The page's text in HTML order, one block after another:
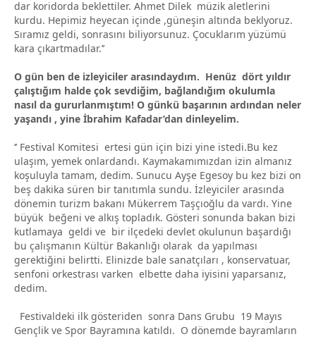
dar koridorda beklettiler. Ahmet Dilek müzik aletlerini
kurdu. Hepimiz heyecan içinde ,güneşin altında beklyoruz.
Sıramız geldi, sonrasını biliyorsunuz. Çocuklarım yüzümü
kara çıkartmadılar.’’
O gün ben de izleyiciler arasındaydım. Henüz dört yıldır
çalıştığım halde çok sevdiğim, bağlandığım okulumla
nasıl da gururlanmıştım! O günkü başarının ardından neler
yaşandı , yine İbrahim Kafadar’dan dinleyelim.
‘’ Festival Komitesi ertesi gün için bizi yine istedi.Bu kez
ulaşım, yemek onlardandı. Kaymakamımızdan izin almanız
koşuluyla tamam, dedim. Sunucu Ayşe Egesoy bu kez bizi on
beş dakika süren bir tanıtımla sundu. İzleyiciler arasında
dönemin turizm bakanı Mükerrem Taşçıoğlu da vardı. Yine
büyük beğeni ve alkış topladık. Gösteri sonunda bakan bizi
kutlamaya geldi ve bir ilçedeki devlet okulunun başardığı
bu çalışmanın Kültür Bakanlığı olarak da yapılması
gerektiğini belirtti. Elinizde bale sanatçıları , konservatuar,
senfoni orkestrası varken elbette daha iyisini yaparsanız,
dedim.
Festivaldeki ilk gösteriden sonra Dans Grubu 19 Mayıs
Gençlik ve Spor Bayramına katıldı. O dönemde bayramların